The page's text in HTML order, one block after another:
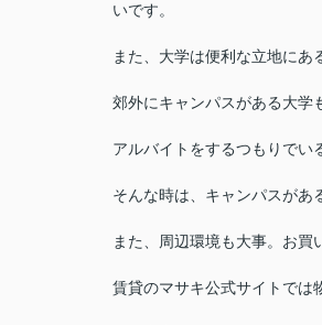
いです。
また、大学は便利な立地にあ
郊外にキャンパスがある大学
アルバイトをするつもりでい
そんな時は、キャンパスがあ
また、周辺環境も大事。お買
賃貸のマサキ公式サイトでは